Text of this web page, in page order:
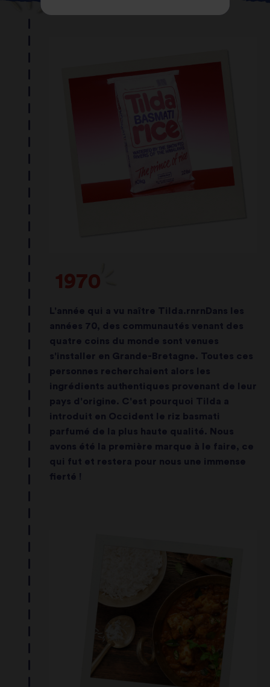
1970
L'année qui a vu naître Tilda.rnrnDans les
années 70, des communautés venant des
quatre coins du monde sont venues
s'installer en Grande-Bretagne. Toutes ces
personnes recherchaient alors les
ingrédients authentiques provenant de leur
pays d'origine. C'est pourquoi Tilda a
introduit en Occident le riz basmati
parfumé de la plus haute qualité. Nous
avons été la première marque à le faire, ce
qui fut et restera pour nous une immense
fierté !